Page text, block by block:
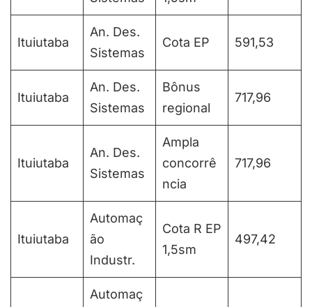
Ituiutaba
An. Des.
Sistemas
Cota EP 591,53
Ituiutaba
An. Des.
Sistemas
Bônus
regional
717,96
Ituiutaba
An. Des.
Sistemas
Ampla
concorrê
ncia
717,96
Ituiutaba
Automaç
ão
Industr.
Cota R EP
1,5sm
497,42
Automaç